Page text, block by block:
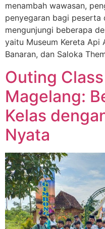
menambah wawasan,
penyegaran bagi peserta
mengunjungi beberapa
yaitu Museum Kereta Api
Banaran, dan Saloka
Outing
Magelang:
Kelas
Nyata